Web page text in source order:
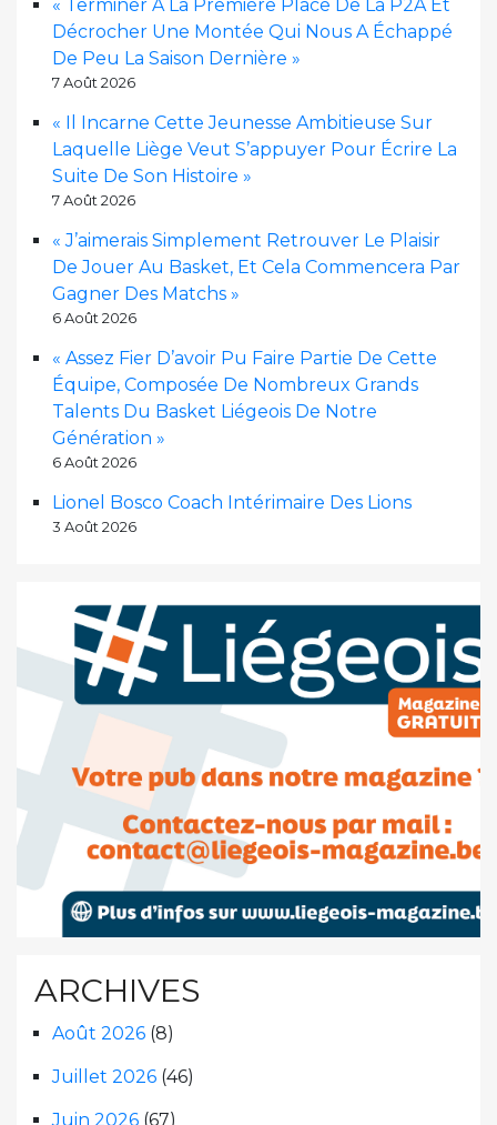
« Terminer À La Première Place De La P2A Et
Décrocher Une Montée Qui Nous A Échappé
De Peu La Saison Dernière »
7 Août 2026
« Il Incarne Cette Jeunesse Ambitieuse Sur
Laquelle Liège Veut S’appuyer Pour Écrire La
Suite De Son Histoire »
7 Août 2026
« J’aimerais Simplement Retrouver Le Plaisir
De Jouer Au Basket, Et Cela Commencera Par
Gagner Des Matchs »
6 Août 2026
« Assez Fier D’avoir Pu Faire Partie De Cette
Équipe, Composée De Nombreux Grands
Talents Du Basket Liégeois De Notre
Génération »
6 Août 2026
Lionel Bosco Coach Intérimaire Des Lions
3 Août 2026
ARCHIVES
Août 2026 (8)
Juillet 2026 (46)
Juin 2026 (67)